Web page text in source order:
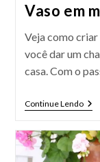
Vaso em
Veja como criar
você dar um
casa. Com o
Continue LendoVaso
Em